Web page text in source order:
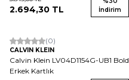
2.694,30 TL
İndirim
(0)
CALVIN KLEIN
Calvin Klein LV04D1154G-UB1 Bold
Erkek Kartlık